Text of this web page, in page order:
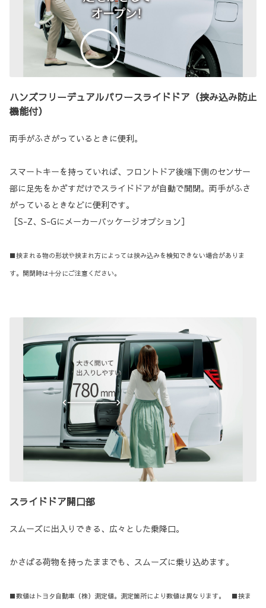
ハンズフリーデュアルパワースライドドア（挟み込み防止
機能付）
両手がふさがっているときに便利。
スマートキーを持っていれば、フロントドア後端下側のセンサー
部に足先をかざすだけでスライドドアが自動で開閉。両手がふさ
がっているときなどに便利です。
［S-Z、S-Gにメーカーパッケージオプション］
■挟まれる物の形状や挟まれ方によっては挟み込みを検知できない場合がありま
す。開閉時は十分にご注意ください。
スライドドア開口部
スムーズに出入りできる、広々とした乗降口。
かさばる荷物を持ったままでも、スムーズに乗り込めます。
■数値はトヨタ自動車（株）測定値。測定箇所により数値は異なります。 ■挟ま